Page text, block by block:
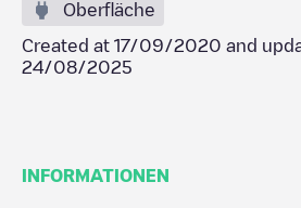
Oberfläche
Created at 17/09/2020 and
24/08/2025
INFORMATIONEN